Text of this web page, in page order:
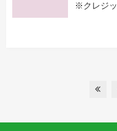
※クレジ